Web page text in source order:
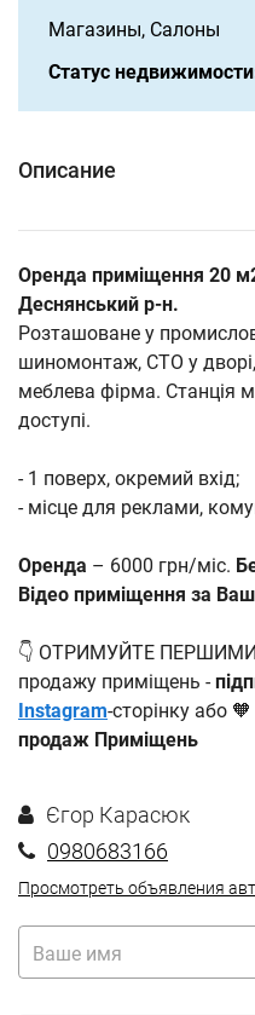
Магазины, Салоны
Статус
Описание
Оренда приміщення 20
Деснянський р-н.
Розташоване у
шиномонтаж, СТО у
меблева фірма. Станція
доступі.
- 1 поверх, окремий вхід;
- місце для реклами,
Оренда – 6000 грн/міс.
Відео приміщення за
👇 ОТРИМУЙТЕ ПЕРШИМИ
продажу приміщень -
Instagram-сторінку або 🧡
продаж Приміщень
Єгор Карасюк
0980683166
Просмотреть объявления